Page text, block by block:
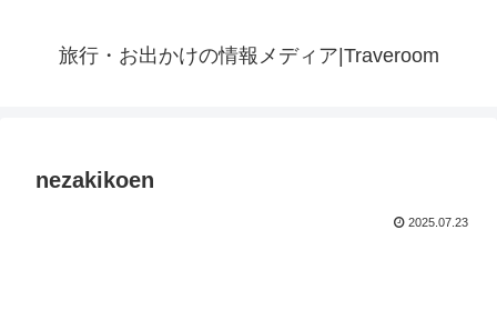
旅行・お出かけの情報メディア|Traveroom
nezakikoen
2025.07.23